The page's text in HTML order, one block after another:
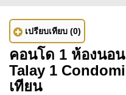
เปรียบเทียบ (0)
คอนโด 1 ห้องนอ
Talay 1
เทียน